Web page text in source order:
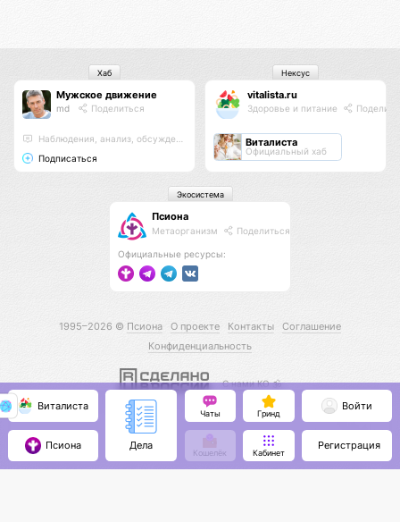
Мужское движение
md Поделиться
Наблюдения, анализ, обсуждения
Подписаться
Хаб
vitalista.ru
Здоровье и питание
Виталиста
Официальный хаб
Нексус
Псиона
Метаорганизм Поделиться
Официальные ресурсы:
Экосистема
1995–2026 © Псиона О проекте Контакты
Соглашение
Конфиденциальность
С нами КО 🕉️
Виталиста
Псиона Дела
Чаты Гринд
Кошелёк Кабинет
Войти
Регистрация